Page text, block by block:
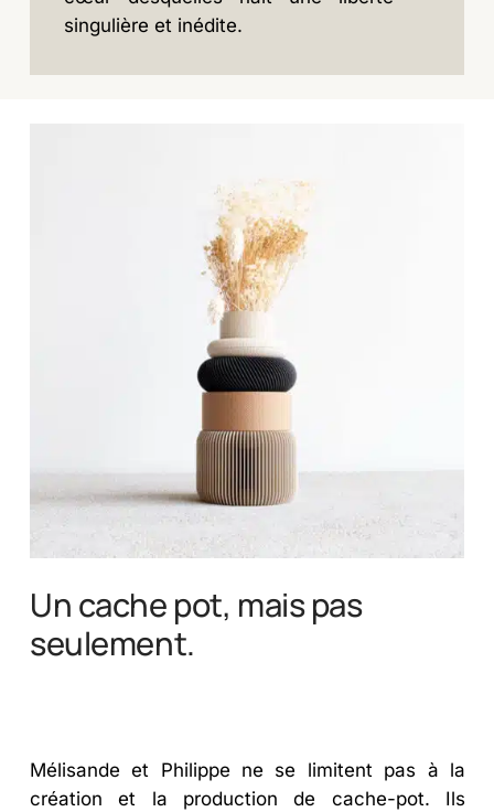
singulière et inédite.
Un cache pot, mais pas
seulement.
Mélisande et Philippe ne se limitent pas à la
création et la production de cache-pot. Ils